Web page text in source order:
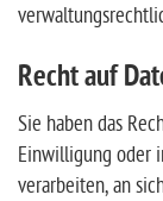
Recht auf
Sie haben das
Einwilligung oder
verarbeiten, an